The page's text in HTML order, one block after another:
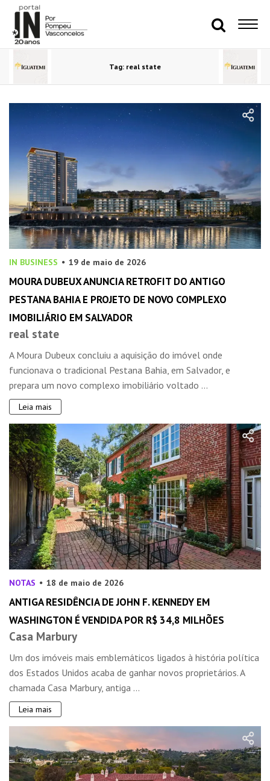
Tag: real state
IN BUSINESS 19 de maio de 2026
MOURA DUBEUX ANUNCIA RETROFIT DO ANTIGO
PESTANA BAHIA E PROJETO DE NOVO COMPLEXO
IMOBILIÁRIO EM SALVADOR
real state
A Moura Dubeux concluiu a aquisição do imóvel onde
funcionava o tradicional Pestana Bahia, em Salvador, e
prepara um novo complexo imobiliário voltado ...
Leia mais
NOTAS 18 de maio de 2026
ANTIGA RESIDÊNCIA DE JOHN F. KENNEDY EM
WASHINGTON É VENDIDA POR R$ 34,8 MILHÕES
Casa Marbury
Um dos imóveis mais emblemáticos ligados à história política
dos Estados Unidos acaba de ganhar novos proprietários. A
chamada Casa Marbury, antiga ...
Leia mais